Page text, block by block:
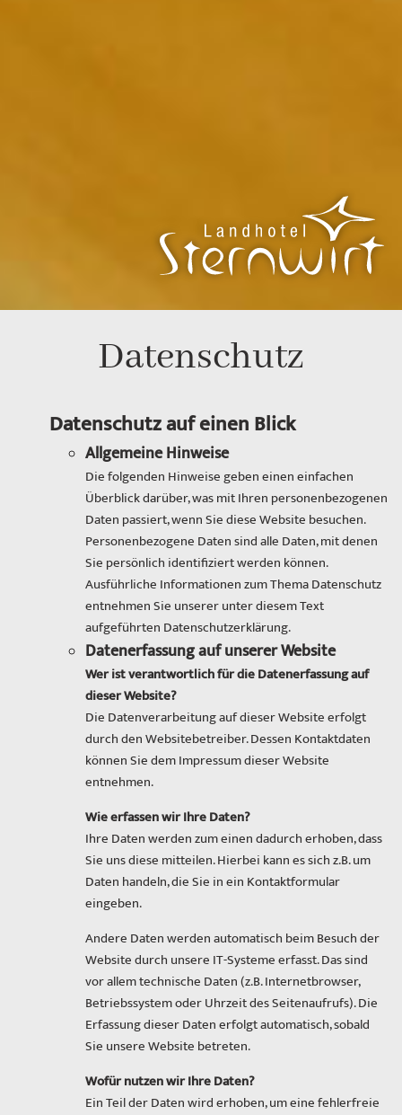
Datenschutz
Datenschutz auf einen Blick
Allgemeine Hinweise
Die folgenden Hinweise geben einen einfachen
Überblick darüber, was mit Ihren personenbezogenen
Daten passiert, wenn Sie diese Website besuchen.
Personenbezogene Daten sind alle Daten, mit denen
Sie persönlich identifiziert werden können.
Ausführliche Informationen zum Thema Datenschutz
entnehmen Sie unserer unter diesem Text
aufgeführten Datenschutzerklärung.
Datenerfassung auf unserer Website
Wer ist verantwortlich für die Datenerfassung auf
dieser Website?
Die Datenverarbeitung auf dieser Website erfolgt
durch den Websitebetreiber. Dessen Kontaktdaten
können Sie dem Impressum dieser Website
entnehmen.
Wie erfassen wir Ihre Daten?
Ihre Daten werden zum einen dadurch erhoben, dass
Sie uns diese mitteilen. Hierbei kann es sich z.B. um
Daten handeln, die Sie in ein Kontaktformular
eingeben.
Andere Daten werden automatisch beim Besuch der
Website durch unsere IT-Systeme erfasst. Das sind
vor allem technische Daten (z.B. Internetbrowser,
Betriebssystem oder Uhrzeit des Seitenaufrufs). Die
Erfassung dieser Daten erfolgt automatisch, sobald
Sie unsere Website betreten.
Wofür nutzen wir Ihre Daten?
Ein Teil der Daten wird erhoben, um eine fehlerfreie